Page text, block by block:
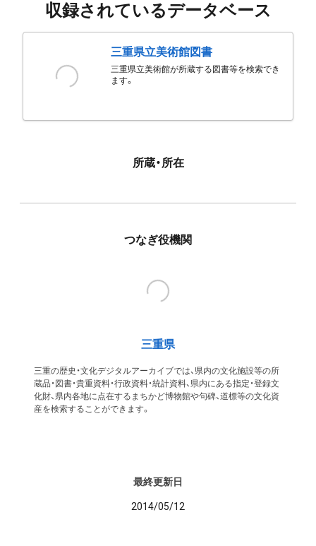
収録されているデータベース
三重県立美術館図書
三重県立美術館が所蔵する図書等を検索でき
ます。
所蔵・所在
つなぎ役機関
三重県
三重の歴史・文化デジタルアーカイブでは、県内の文化施設等の所
蔵品・図書・貴重資料・行政資料・統計資料、県内にある指定・登録文
化財、県内各地に点在するまちかど博物館や句碑、道標等の文化資
産を検索することができます。
最終更新日
2014/05/12